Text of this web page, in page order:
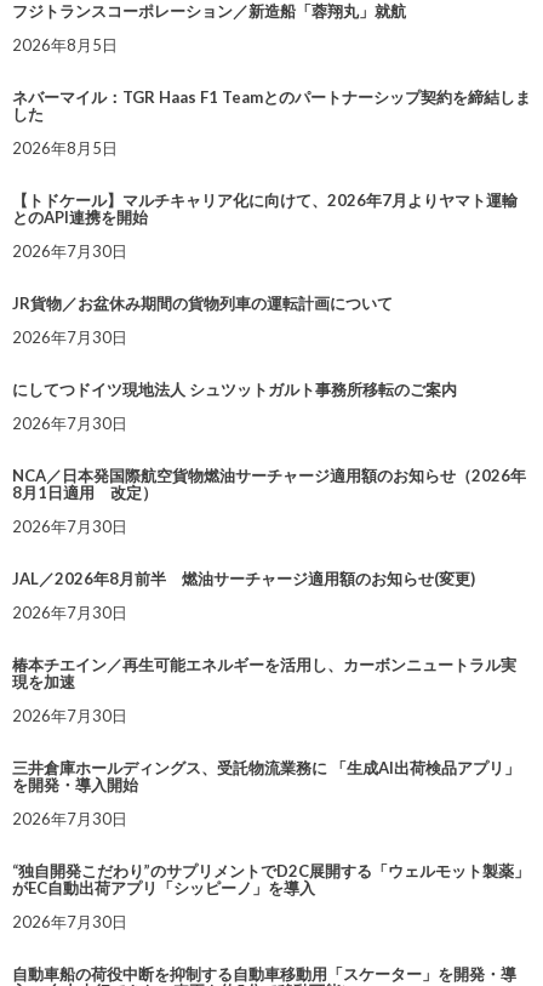
フジトランスコーポレーション／新造船「蓉翔丸」就航
2026年8月5日
ネバーマイル：TGR Haas F1 Teamとのパートナーシップ契約を締結しま
した
2026年8月5日
【トドケール】マルチキャリア化に向けて、2026年7月よりヤマト運輸
とのAPI連携を開始
2026年7月30日
JR貨物／お盆休み期間の貨物列車の運転計画について
2026年7月30日
にしてつドイツ現地法人 シュツットガルト事務所移転のご案内
2026年7月30日
NCA／日本発国際航空貨物燃油サーチャージ適用額のお知らせ（2026年
8月1日適用 改定）
2026年7月30日
JAL／2026年8月前半 燃油サーチャージ適用額のお知らせ(変更)
2026年7月30日
椿本チエイン／再生可能エネルギーを活用し、カーボンニュートラル実
現を加速
2026年7月30日
三井倉庫ホールディングス、受託物流業務に 「生成AI出荷検品アプリ」
を開発・導入開始
2026年7月30日
“独自開発こだわり”のサプリメントでD2C展開する「ウェルモット製薬」
がEC自動出荷アプリ「シッピーノ」を導入
2026年7月30日
自動車船の荷役中断を抑制する自動車移動用「スケーター」を開発・導